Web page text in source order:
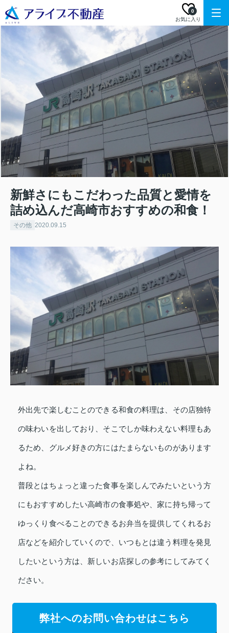
お気に入り
0
新鮮さにもこだわった品質と愛情を
詰め込んだ高崎市おすすめの和食！
その他 2020.09.15
外出先で楽しむことのできる和食の料理は、その店独特
の味わいを出しており、そこでしか味わえない料理もあ
るため、グルメ好きの方にはたまらないものがあります
よね。
普段とはちょっと違った食事を楽しんでみたいという方
にもおすすめしたい高崎市の食事処や、家に持ち帰って
ゆっくり食べることのできるお弁当を提供してくれるお
店などを紹介していくので、いつもとは違う料理を発見
したいという方は、新しいお店探しの参考にしてみてく
ださい。
弊社へのお問い合わせはこちら